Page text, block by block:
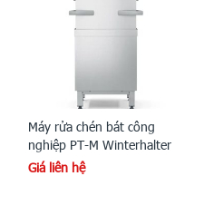
Máy rửa chén bát công
nghiệp PT-M Winterhalter
Giá liên hệ